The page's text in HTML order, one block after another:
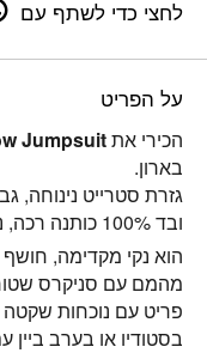
לחצי כדי לשתף עם
על הפריט
הכירי אתJumpsuit
בארון.
גזרת סטרייט נינוחה,
ובד 100% כותנה רכה, נושמת ונעימה במיוחד.
הוא נקי מקדימה,
מהמם עם סניקרס
פריט עם נוכחות שקטה
בסטודיו או בערב